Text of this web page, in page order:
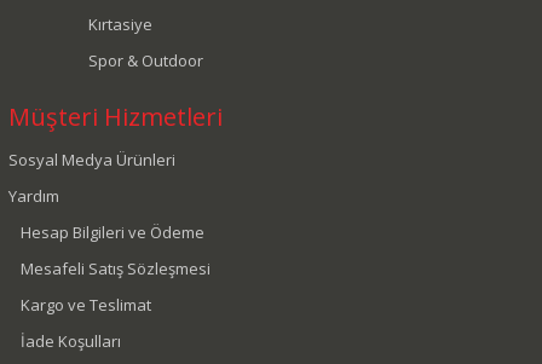
Kırtasiye
Spor & Outdoor
Müşteri Hizmetleri
Sosyal Medya Ürünleri
Yardım
Hesap Bilgileri ve Ödeme
Mesafeli Satış Sözleşmesi
Kargo ve Teslimat
İade Koşulları